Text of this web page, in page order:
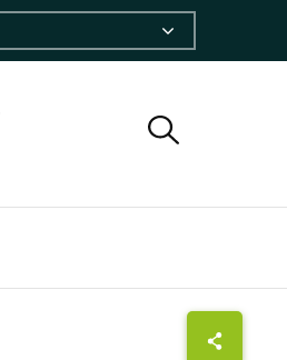
du Cirad - CIRAD
- CIRAD